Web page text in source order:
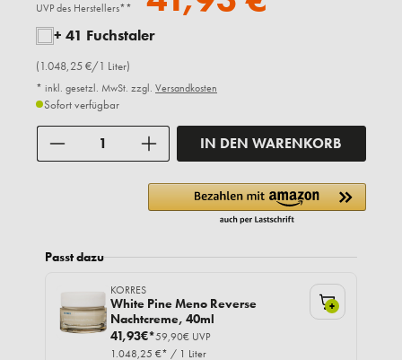
UVP des Herstellers**
+ 41 Fuchstaler
(1.048,25 €/1 Liter)
* inkl. gesetzl. MwSt. zzgl. Versandkosten
Sofort verfügbar
IN DEN WARENKORB
Passt dazu
KORRES
White Pine Meno Reverse
Nachtcreme, 40ml
41,93€*59,90€ UVP
1.048,25 €* / 1 Liter
+